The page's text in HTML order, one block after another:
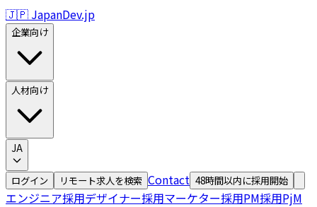
🇯🇵 JapanDev.jp
企業向け
人材向け
JA
ログイン リモート求人を検索 Contact 48時間以内に採用開始
エンジニア採用デザイナー採用マーケター採用PM採用PjM